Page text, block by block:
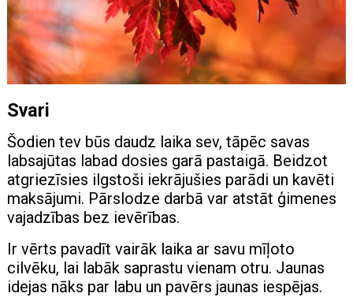
Svari
Šodien tev būs daudz laika sev, tāpēc savas
labsajūtas labad dosies garā pastaigā. Beidzot
atgriezīsies ilgstoši iekrājušies parādi un kavēti
maksājumi. Pārslodze darbā var atstāt ģimenes
vajadzības bez ievērības.
Ir vērts pavadīt vairāk laika ar savu mīļoto
cilvēku, lai labāk saprastu vienam otru. Jaunas
idejas nāks par labu un pavērs jaunas iespējas.